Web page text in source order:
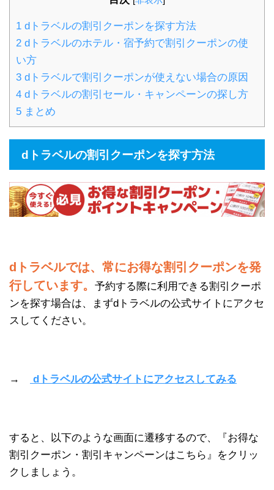
1 dトラベルの割引クーポンを探す方法
2 dトラベルのホテル・宿予約で割引クーポンの使
い方
3 dトラベルで割引クーポンが使えない場合の原因
4 dトラベルの割引セール・キャンペーンの探し方
5 まとめ
dトラベルの割引クーポンを探す方法
dトラベルでは、常にお得な割引クーポンを発
行しています。 予約する際に利用できる割引クーポ
ンを探す場合は、まずdトラベルの公式サイトにアクセ
スしてください。
→ dトラベルの公式サイトにアクセスしてみる
すると、以下のような画面に遷移するので、『お得な
割引クーポン・割引キャンペーンはこちら』をクリッ
クしましょう。